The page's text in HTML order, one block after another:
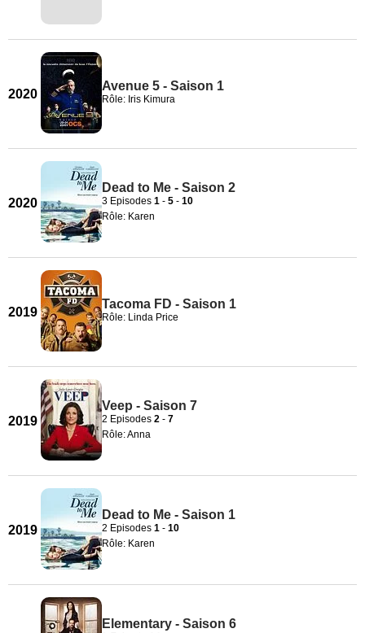
2020
Avenue 5 - Saison 1
Rôle: Iris Kimura
2020
Dead to Me - Saison 2
3 Episodes 1 - 5 - 10
Rôle: Karen
2019
Tacoma FD - Saison 1
Rôle: Linda Price
2019
Veep - Saison 7
2 Episodes 2 - 7
Rôle: Anna
2019
Dead to Me - Saison 1
2 Episodes 1 - 10
Rôle: Karen
Elementary - Saison 6